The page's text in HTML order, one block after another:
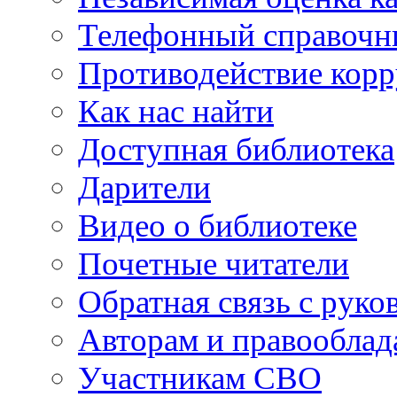
Телефонный
Противодействие
Как нас найти
Доступная библиотека
Дарители
Видео о библиотеке
Почетные читатели
Обратная связь с
Авторам и
Участникам СВО